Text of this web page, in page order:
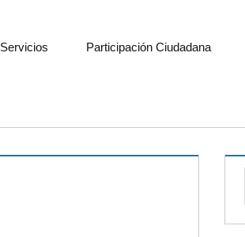
Servicios Participación Ciudadana